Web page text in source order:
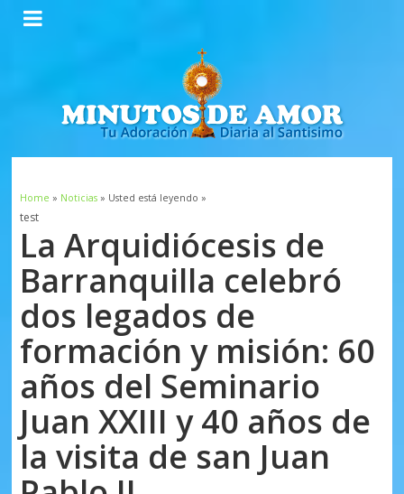
Home » Noticias» Usted está leyendo »
test
La Arquidiócesis de
Barranquilla celebró
dos legados de
formación y misión: 60
años del Seminario
Juan XXIII y 40 años de
la visita de san Juan